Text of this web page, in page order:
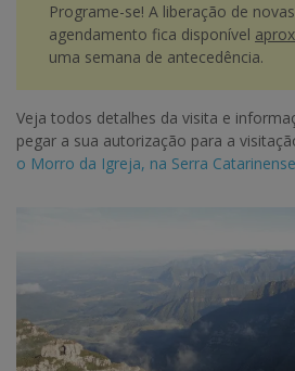
Programe-se! A liberação de
agendamento fica disponível
uma semana de antecedência.
Veja todos detalhes da visita e
pegar a sua autorização para a
o Morro da Igreja, na Serra Catarinense